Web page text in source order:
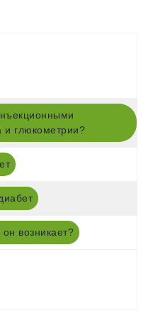
и глюкометрии?
возникает?